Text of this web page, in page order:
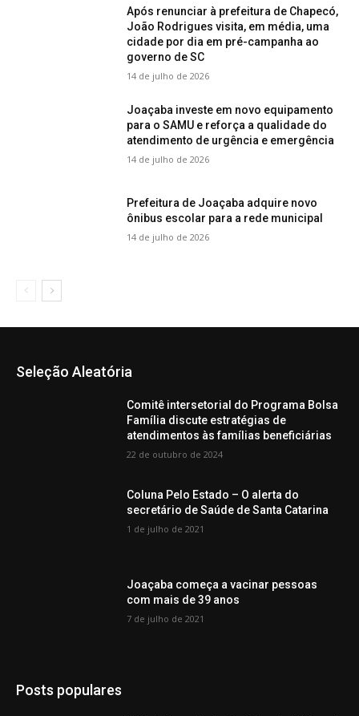
Após renunciar à prefeitura de Chapecó,
João Rodrigues visita, em média, uma
cidade por dia em pré-campanha ao
governo de SC
14 de julho de 2026
Joaçaba investe em novo equipamento
para o SAMU e reforça a qualidade do
atendimento de urgência e emergência
14 de julho de 2026
Prefeitura de Joaçaba adquire novo
ônibus escolar para a rede municipal
14 de julho de 2026
Seleção Aleatória
Comitê intersetorial do Programa Bolsa
Família discute estratégias de
atendimentos às famílias beneficiárias
22 de outubro de 2024
Coluna Pelo Estado – O alerta do
secretário de Saúde de Santa Catarina
1 de julho de 2021
Joaçaba começa a vacinar pessoas
com mais de 39 anos
7 de julho de 2021
Posts populares